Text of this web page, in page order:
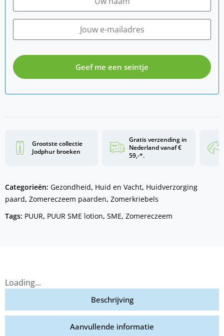
Geef me een seintje
Grootste collectie
Jodphur broeken
Gratis verzending in
Nederland vanaf €
59,-*.
Categorieën: Gezondheid, Huid en Vacht, Huidverzorging
paard, Zomereczeem paarden, Zomerkriebels
Tags: PUUR, PUUR SME lotion, SME, Zomereczeem
Loading...
Beschrijving
Aanvullende informatie